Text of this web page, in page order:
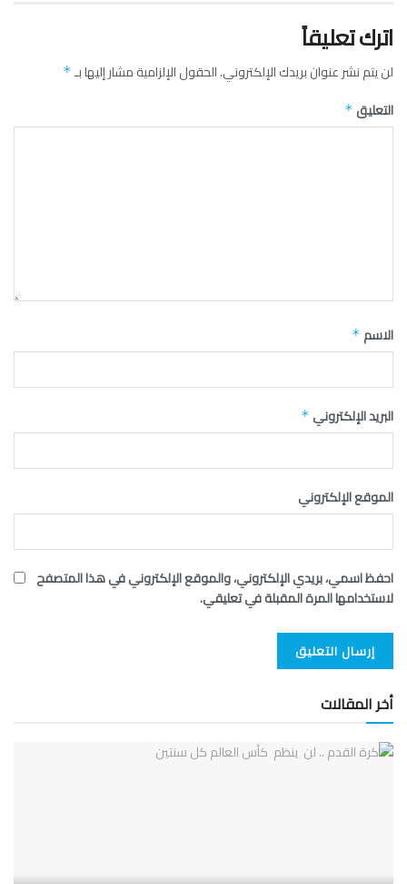
اترك تعليقاً
لن يتم نشر عنوان بريدك الإلكتروني.الحقول الإلزامية مشار إليها بـ*
التعليق *
الاسم *
البريد الإلكتروني *
الموقع الإلكتروني
احفظ اسمي، بريدي الإلكتروني، والموقع الإلكتروني في هذا المتصفح
لاستخدامها المرة المقبلة في تعليقي.
أخر المقالات